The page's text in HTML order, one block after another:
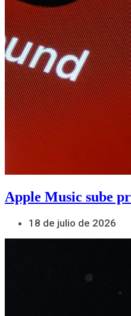
Apple Music sube
18 de julio de 2026